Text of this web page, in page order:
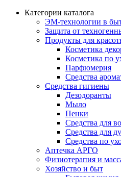
Категории каталога
ЭМ-технологии в
Защита от
Продукты для
Косметика
Косметика по
Парфюмерия
Средства
Средства гигиены
Дезодоранты
Мыло
Пенки
Средства для
Средства для
Средства по
Аптечка АРГО
Физиотерапия и
Хозяйство и быт